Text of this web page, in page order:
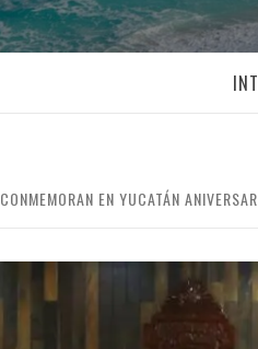
CONMEMORAN EN YUCATÁN